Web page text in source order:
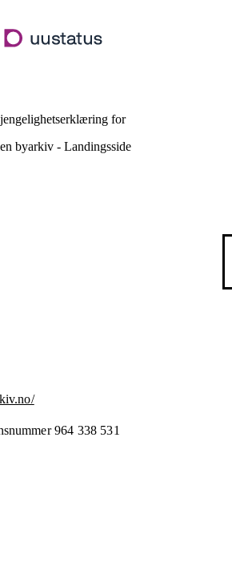
hovedinnhold
for
byarkiv - Landingsside
964 338 531